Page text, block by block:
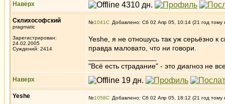
Наверх
Склихософский
pragmatic
Зарегистрирован:
24.02.2005
Суждений: 2414
№1041 Добавлено: Сб 02 Апр 05, 10:14 (21 год тому
Yeshe, я не отношусь так уж серьёзно к
правда маловато, что ни говори.
"Всё есть страдание" - это диагноз не
Наверх
Yeshe №1058 Добавлено: Сб 02 Апр 05, 18:12 (21 год тому